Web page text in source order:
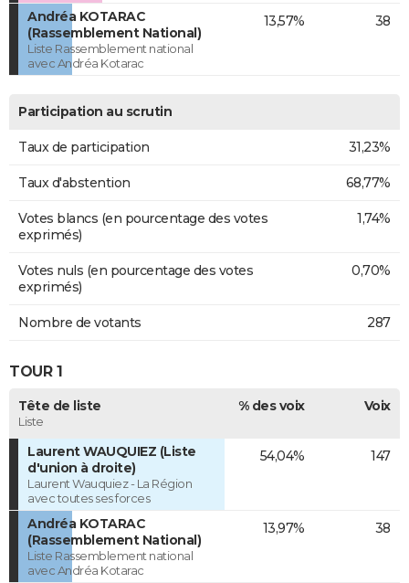
Andréa KOTARAC
(Rassemblement National)
Liste Rassemblement national
avec Andréa Kotarac
13,57% 38
Participation au scrutin
Taux de participation 31,23%
Taux d'abstention 68,77%
Votes blancs (en pourcentage des votes
exprimés)
1,74%
Votes nuls (en pourcentage des votes
exprimés)
0,70%
Nombre de votants 287
TOUR 1
Tête de liste
Liste
% des voix Voix
Laurent WAUQUIEZ (Liste
d'union à droite)
Laurent Wauquiez - La Région
avec toutes ses forces
54,04% 147
Andréa KOTARAC
(Rassemblement National)
Liste Rassemblement national
avec Andréa Kotarac
13,97% 38